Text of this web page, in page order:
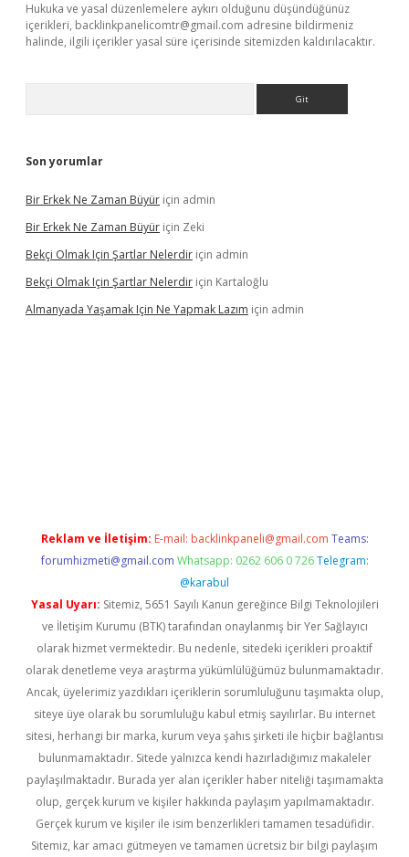
Hukuka ve yasal düzenlemelere aykırı olduğunu düşündüğünüz
içerikleri, backlinkpanelicomtr@gmail.com adresine bildirmeniz
halinde, ilgili içerikler yasal süre içerisinde sitemizden kaldırılacaktır.
Son yorumlar
Bir Erkek Ne Zaman Büyür için admin
Bir Erkek Ne Zaman Büyür için Zeki
Bekçi Olmak Için Şartlar Nelerdir için admin
Bekçi Olmak Için Şartlar Nelerdir için Kartaloğlu
Almanyada Yaşamak Için Ne Yapmak Lazım için admin
Reklam ve İletişim: E-mail: backlinkpaneli@gmail.com Teams:
forumhizmeti@gmail.com Whatsapp: 0262 606 0 726 Telegram:
@karabul
Yasal Uyarı: Sitemiz, 5651 Sayılı Kanun gereğince Bilgi Teknolojileri
ve İletişim Kurumu (BTK) tarafından onaylanmış bir Yer Sağlayıcı
olarak hizmet vermektedir. Bu nedenle, sitedeki içerikleri proaktif
olarak denetleme veya araştırma yükümlülüğümüz bulunmamaktadır.
Ancak, üyelerimiz yazdıkları içeriklerin sorumluluğunu taşımakta olup,
siteye üye olarak bu sorumluluğu kabul etmiş sayılırlar. Bu internet
sitesi, herhangi bir marka, kurum veya şahıs şirketi ile hiçbir bağlantısı
bulunmamaktadır. Sitede yalnızca kendi hazırladığımız makaleler
paylaşılmaktadır. Burada yer alan içerikler haber niteliği taşımamakta
olup, gerçek kurum ve kişiler hakkında paylaşım yapılmamaktadır.
Gerçek kurum ve kişiler ile isim benzerlikleri tamamen tesadüfidir.
Sitemiz, kar amacı gütmeyen ve tamamen ücretsiz bir bilgi paylaşım